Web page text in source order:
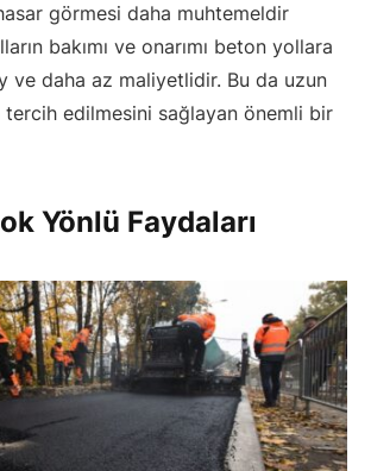
görmesi daha muhtemeldir
bakımı ve onarımı beton yollara
ve daha az maliyetlidir. Bu da uzun
tercih edilmesini sağlayan önemli bir
Yönlü Faydaları